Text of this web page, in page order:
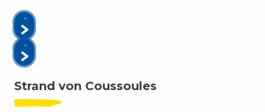
Strand von Coussoules